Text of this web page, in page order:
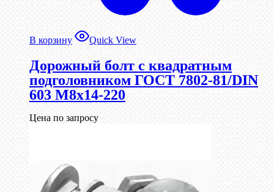
В корзину Quick View
Дорожный болт с квадратным
подголовником ГОСТ 7802-81/DIN
603 М8х14-220
Цена по запросу